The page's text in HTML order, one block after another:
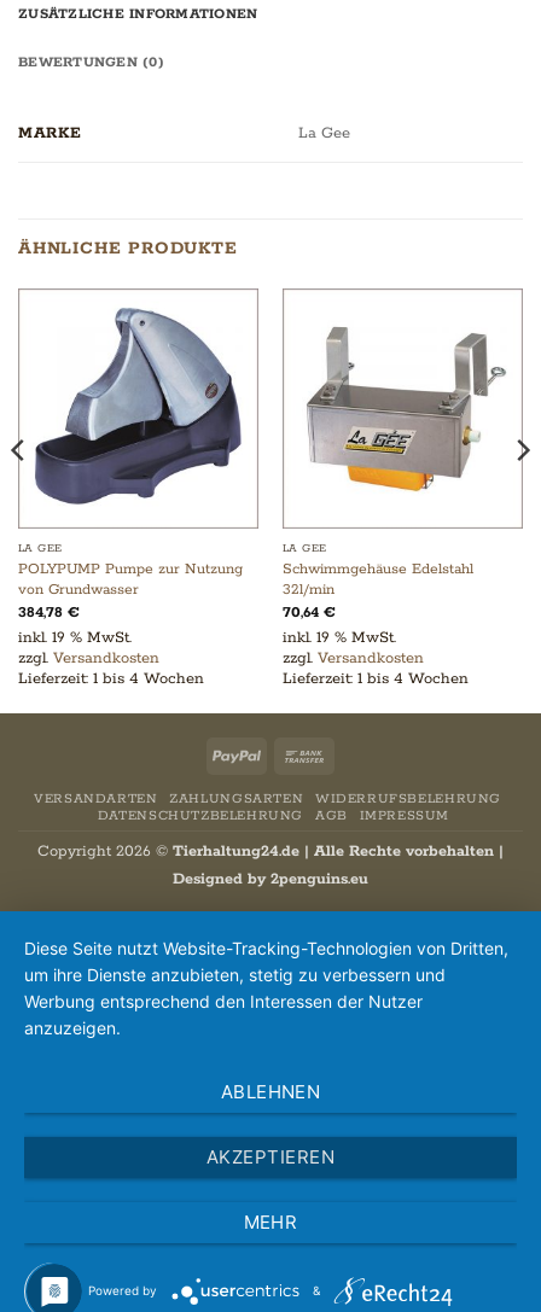
ZUSÄTZLICHE INFORMATIONEN
BEWERTUNGEN (0)
MARKE La Gee
ÄHNLICHE PRODUKTE
LA GEE
POLYPUMP Pumpe zur Nutzung
von Grundwasser
384,78 €
inkl. 19 % MwSt.
zzgl. Versandkosten
Lieferzeit: 1 bis 4 Wochen
LA GEE
Schwimmgehäuse Edelstahl
32l/min
70,64 €
inkl. 19 % MwSt.
zzgl. Versandkosten
Lieferzeit: 1 bis 4 Wochen
PayPal
VERSANDARTEN ZAHLUNGSARTEN
WIDERRUFSBELEHRUNG
DATENSCHUTZBELEHRUNG
AGB IMPRESSUM
Copyright 2026 © Tierhaltung24.de | Alle Rechte vorbehalten |
Designed by2penguins.eu
Diese Seite nutzt Website-Tracking-Technologien von Dritten,
um ihre Dienste anzubieten, stetig zu verbessern und
Werbung entsprechend den Interessen der Nutzer
anzuzeigen.
ABLEHNEN
AKZEPTIEREN
MEHR
Powered by &